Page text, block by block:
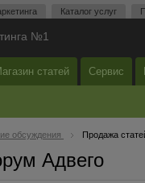
Каталог услуг
№1
статей Сервис
обсуждения Продажа
Адвего